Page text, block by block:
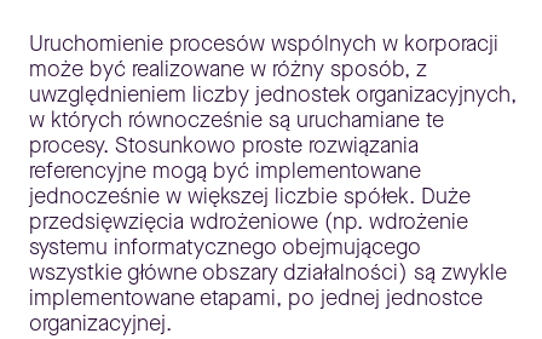
Uruchomienie procesów wspólnych w korporacji
może być realizowane w różny sposób, z
uwzględnieniem liczby jednostek organizacyjnych,
w których równocześnie są uruchamiane te
procesy. Stosunkowo proste rozwiązania
referencyjne mogą być implementowane
jednocześnie w większej liczbie spółek. Duże
przedsięwzięcia wdrożeniowe (np. wdrożenie
systemu informatycznego obejmującego
wszystkie główne obszary działalności) są zwykle
implementowane etapami, po jednej jednostce
organizacyjnej.